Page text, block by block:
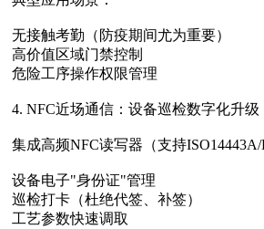
无接触考勤（防疫期间尤为重要）
高价值区域门禁控制
危险工序操作权限管理
4. NFC近场通信：设备巡检数字化升级
集成高频NFC读写器（支持
设备电子"身份证"管理
巡检打卡（杜绝代签、补签）
工艺参数快速调取